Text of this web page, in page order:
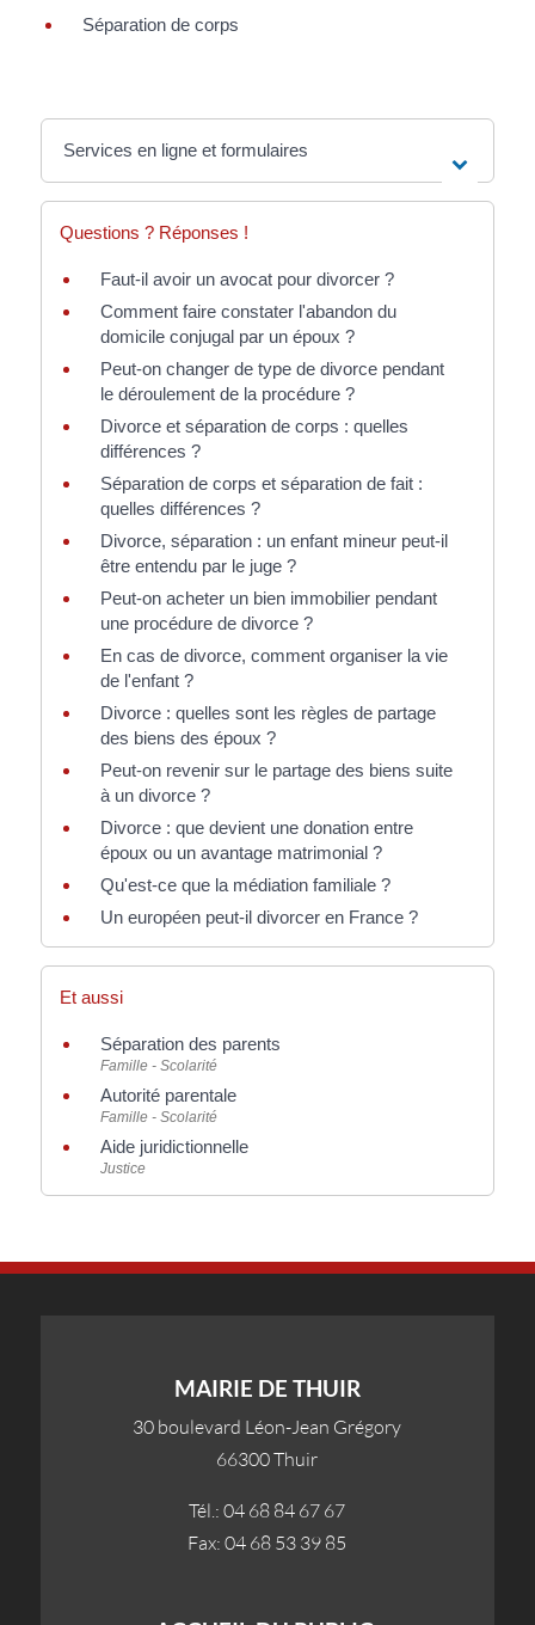
Séparation de corps
Services en ligne et formulaires
Questions ? Réponses !
Faut-il avoir un avocat pour divorcer ?
Comment faire constater l'abandon du
domicile conjugal par un époux ?
Peut-on changer de type de divorce pendant
le déroulement de la procédure ?
Divorce et séparation de corps : quelles
différences ?
Séparation de corps et séparation de fait :
quelles différences ?
Divorce, séparation : un enfant mineur peut-il
être entendu par le juge ?
Peut-on acheter un bien immobilier pendant
une procédure de divorce ?
En cas de divorce, comment organiser la vie
de l'enfant ?
Divorce : quelles sont les règles de partage
des biens des époux ?
Peut-on revenir sur le partage des biens suite
à un divorce ?
Divorce : que devient une donation entre
époux ou un avantage matrimonial ?
Qu'est-ce que la médiation familiale ?
Un européen peut-il divorcer en France ?
Et aussi
Séparation des parents
Famille - Scolarité
Autorité parentale
Famille - Scolarité
Aide juridictionnelle
Justice
MAIRIE DE THUIR
30 boulevard Léon-Jean Grégory
66300 Thuir
Tél.: 04 68 84 67 67
Fax: 04 68 53 39 85